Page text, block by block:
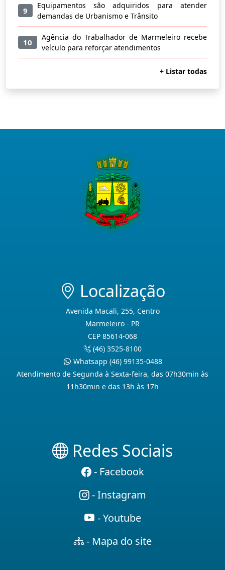
9
Equipamentos são adquiridos para atender
demandas de Urbanismo e Trânsito
10
Agência do Trabalhador de Marmeleiro recebe
veículo para reforçar atendimentos
+ Listar todas
Localização
Avenida Macali, 255, Centro
Marmeleiro - PR
CEP 85614-068
(46) 3525-8100
Whatsapp (46) 99135-0488
Atendimento de Segunda à Sexta-feira, das 07h30min às
11h30min e das 13h às 17h
Redes Sociais
- Facebook
- Instagram
- Youtube
- Mapa do site